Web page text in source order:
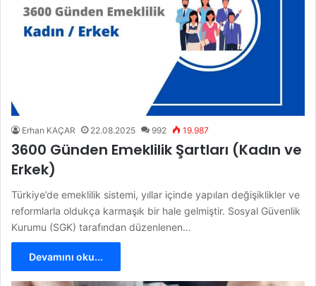
Erhan KAÇAR 22.08.2025 992 19.987
3600 Günden Emeklilik Şartları (Kadın ve
Erkek)
Türkiye’de emeklilik sistemi, yıllar içinde yapılan değişiklikler ve
reformlarla oldukça karmaşık bir hale gelmiştir. Sosyal Güvenlik
Kurumu (SGK) tarafından düzenlenen…
Devamını oku...